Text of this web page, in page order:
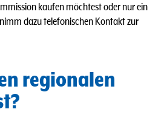
kaufen möchtest oder nur ein
dazu telefonischen Kontakt zur
regionalen